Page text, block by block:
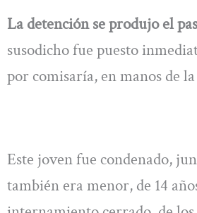
La detención se produjo el
susodicho fue puesto
por comisaría, en manos de
Este joven fue condenado,
también era menor, de 14